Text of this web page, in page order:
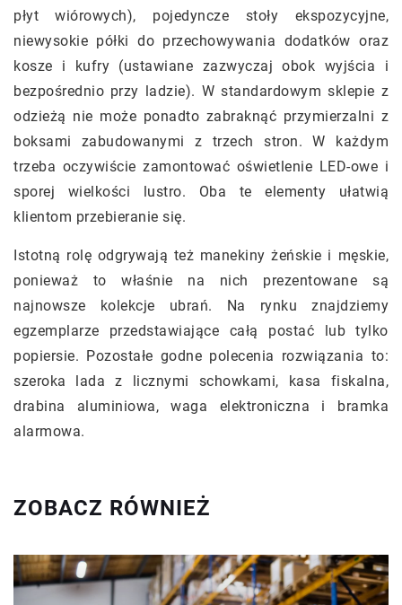
płyt wiórowych), pojedyncze stoły ekspozycyjne,
niewysokie półki do przechowywania dodatków oraz
kosze i kufry (ustawiane zazwyczaj obok wyjścia i
bezpośrednio przy ladzie). W standardowym sklepie z
odzieżą nie może ponadto zabraknąć przymierzalni z
boksami zabudowanymi z trzech stron. W każdym
trzeba oczywiście zamontować oświetlenie LED-owe i
sporej wielkości lustro. Oba te elementy ułatwią
klientom przebieranie się.
Istotną rolę odgrywają też manekiny żeńskie i męskie,
ponieważ to właśnie na nich prezentowane są
najnowsze kolekcje ubrań. Na rynku znajdziemy
egzemplarze przedstawiające całą postać lub tylko
popiersie. Pozostałe godne polecenia rozwiązania to:
szeroka lada z licznymi schowkami, kasa fiskalna,
drabina aluminiowa, waga elektroniczna i bramka
alarmowa.
ZOBACZ RÓWNIEŻ